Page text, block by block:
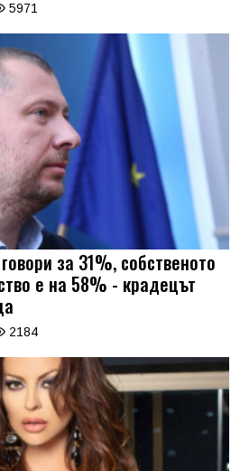
5971
за 31%, собственото
е на 58% - крадецът
2184